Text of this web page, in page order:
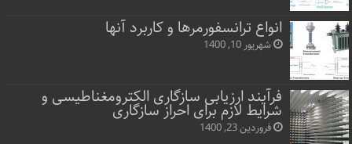
انواع ترانسفورمرها و کاربرد آنها
شهریور 10, 1400
فرآیند ارزیابی سازگاری الکترومغناطیسی و
شرایط لازم برای احراز سازگاری
فروردین 23, 1400